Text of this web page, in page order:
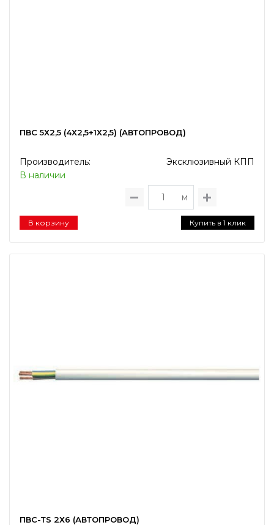
ПВС 5Х2,5 (4Х2,5+1Х2,5) (АВТОПРОВОД)
Производитель:
Эксклюзивный КПП
В наличии
м
В корзину Купить в 1 клик
ПВС-ТS 2Х6 (АВТОПРОВОД)